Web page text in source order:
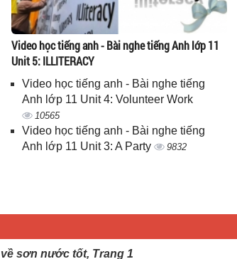
Video học tiếng anh - Bài nghe tiếng Anh lớp 11
Unit 5: ILLITERACY
Video học tiếng anh - Bài nghe tiếng
Anh lớp 11 Unit 4: Volunteer Work
10565
Video học tiếng anh - Bài nghe tiếng
Anh lớp 11 Unit 3: A Party
9832
sơn nước tốt, Trang 1